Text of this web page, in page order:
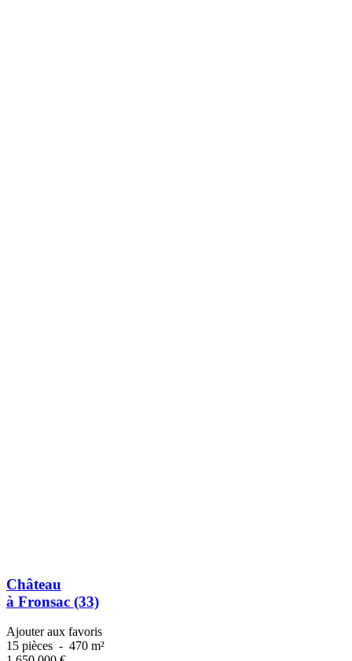
Château
à Fronsac (33)
Ajouter aux favoris
15 pièces - 470 m²